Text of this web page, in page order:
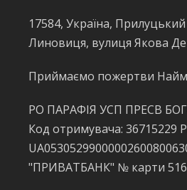
17584, Україна, Прилуцький
Линовиця, вулиця Якова
Приймаємо пожертви
РО ПАРАФІЯ УСП ПРЕСВ
Код отримувача: 36715229
"ПРИВАТБАНК" № карти